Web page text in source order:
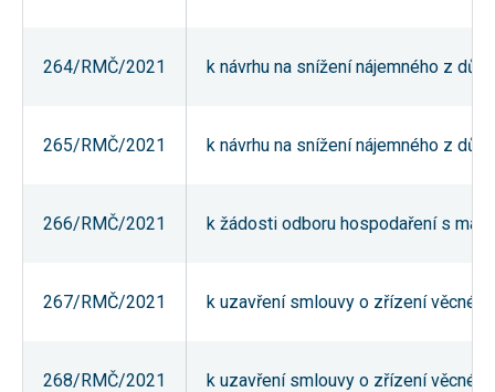
264/RMČ/2021 k návrhu na snížení nájemného z
265/RMČ/2021 k návrhu na snížení nájemného z
266/RMČ/2021 k žádosti odboru hospodaření s
267/RMČ/2021 k uzavření smlouvy o zřízení
268/RMČ/2021 k uzavření smlouvy o zřízení